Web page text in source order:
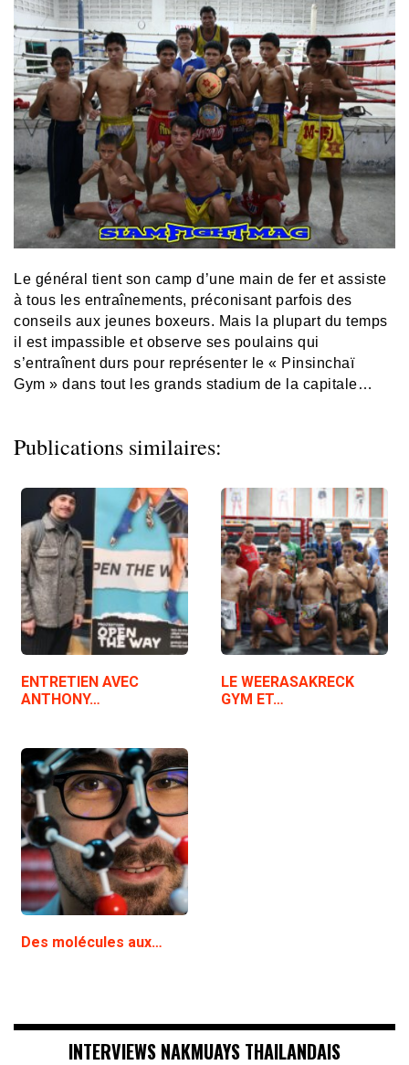
Le général tient son camp d’une main de fer et assiste
à tous les entraînements, préconisant parfois des
conseils aux jeunes boxeurs. Mais la plupart du temps
il est impassible et observe ses poulains qui
s’entraînent durs pour représenter le « Pinsinchaï
Gym » dans tout les grands stadium de la capitale…
Publications similaires:
ENTRETIEN AVEC
ANTHONY…
LE WEERASAKRECK
GYM ET…
Des molécules aux…
INTERVIEWS NAKMUAYS THAILANDAIS